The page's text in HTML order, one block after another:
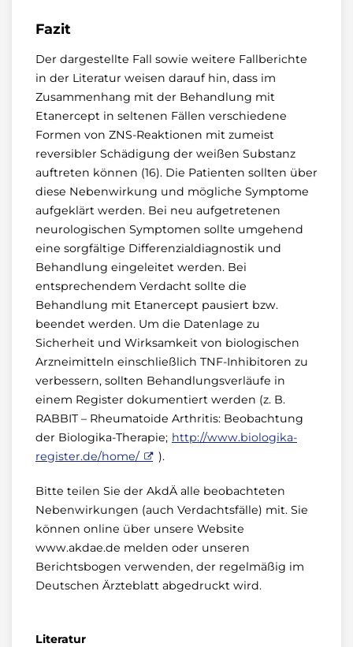
Fazit
Der dargestellte Fall sowie weitere Fallberichte
in der Literatur weisen darauf hin, dass im
Zusammenhang mit der Behandlung mit
Etanercept in seltenen Fällen verschiedene
Formen von ZNS-Reaktionen mit zumeist
reversibler Schädigung der weißen Substanz
auftreten können (16). Die Patienten sollten über
diese Nebenwirkung und mögliche Symptome
aufgeklärt werden. Bei neu aufgetretenen
neurologischen Symptomen sollte umgehend
eine sorgfältige Differenzialdiagnostik und
Behandlung eingeleitet werden. Bei
entsprechendem Verdacht sollte die
Behandlung mit Etanercept pausiert bzw.
beendet werden. Um die Datenlage zu
Sicherheit und Wirksamkeit von biologischen
Arzneimitteln einschließlich TNF-Inhibitoren zu
verbessern, sollten Behandlungsverläufe in
einem Register dokumentiert werden (z. B.
RABBIT – Rheumatoide Arthritis: Beobachtung
der Biologika-Therapie; http://www.biologika-
register.de/home/
).
Bitte teilen Sie der AkdÄ alle beobachteten
Nebenwirkungen (auch Verdachtsfälle) mit. Sie
können online über unsere Website
www.akdae.de melden oder unseren
Berichtsbogen verwenden, der regelmäßig im
Deutschen Ärzteblatt abgedruckt wird.
Literatur